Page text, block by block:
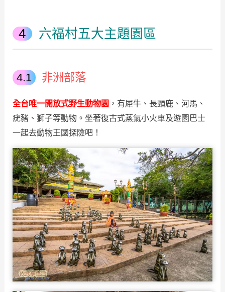
六福村五大主題園區
非洲部落
全台唯一開放式野生動物園 ，有犀牛、長頸鹿、河馬、
疣豬、獅子等動物。坐著復古式蒸氣小火車及遊園巴士
一起去動物王國探險吧！